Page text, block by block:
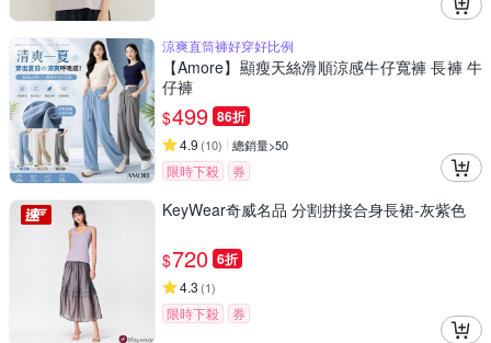
涼爽直筒褲好穿好比例
【Amore】顯瘦天絲滑順涼感牛仔寬褲 長褲 牛
仔褲
$499 86折
4.9 (10) 總銷量>50
限時下殺 券
KeyWear奇威名品 分割拼接合身長裙-灰紫色
$720 6折
4.3 (1)
限時下殺 券